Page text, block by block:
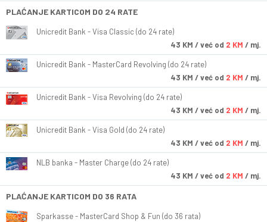
PLAĆANJE KARTICOM DO 24 RATE
Unicredit Bank - Visa Classic (do 24 rate)
43 KM / već od 2 KM / mj.
Unicredit Bank - MasterCard Revolving (do 24 rate)
43 KM / već od 2 KM / mj.
Unicredit Bank - Visa Revolving (do 24 rate)
43 KM / već od 2 KM / mj.
Unicredit Bank - Visa Gold (do 24 rate)
43 KM / već od 2 KM / mj.
NLB banka - Master Charge (do 24 rate)
43 KM / već od 2 KM / mj.
PLAĆANJE KARTICOM DO 36 RATA
Sparkasse - MasterCard Shop & Fun (do 36 rata)